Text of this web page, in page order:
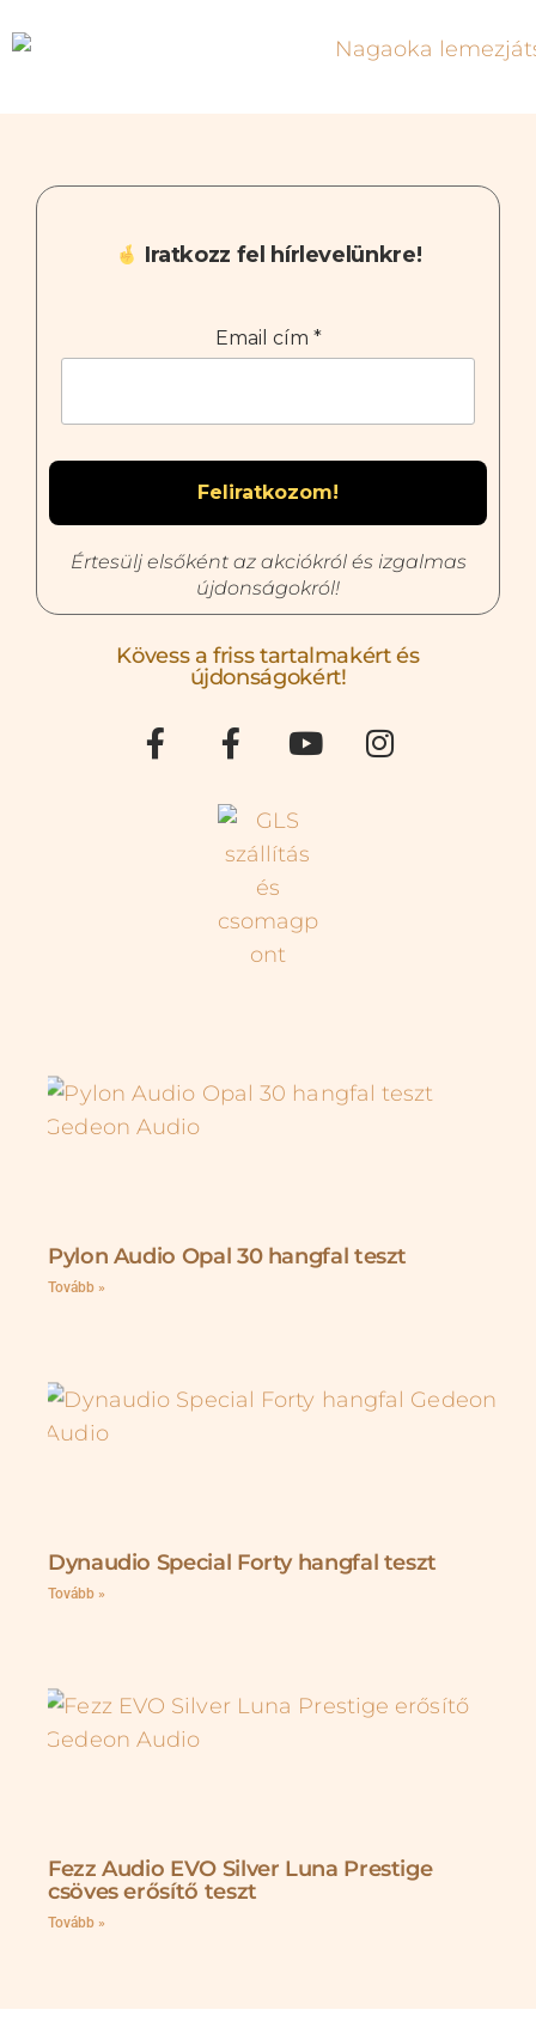
Iratkozz fel hírlevelünkre!
Email cím *
Értesülj elsőként az akciókról és izgalmas
újdonságokról!
Kövess a friss tartalmakért és
újdonságokért!
Pylon Audio Opal 30 hangfal teszt
Tovább »
Dynaudio Special Forty hangfal teszt
Tovább »
Fezz Audio EVO Silver Luna Prestige
csöves erősítő teszt
Tovább »